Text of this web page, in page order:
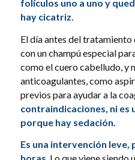
folículos uno a uno y
hay cicatriz.
El día antes del
con un champú especial
como el cuero cabelludo, y
anticoagulantes, como
previos para ayudar a la
contraindicaciones, ni
porque hay sedación.
Es una intervención leve,